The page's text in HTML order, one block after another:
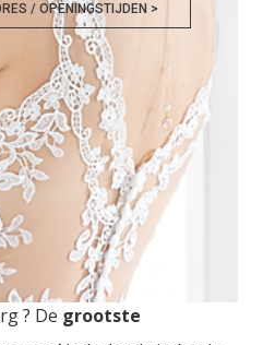
/ OPENINGSTIJDEN >
? De grootste